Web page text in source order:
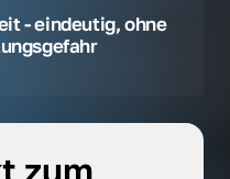
- eindeutig, ohne
zum